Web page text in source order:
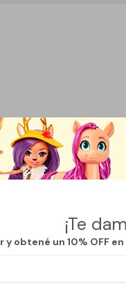
¡Te
obtené un 10% OFF